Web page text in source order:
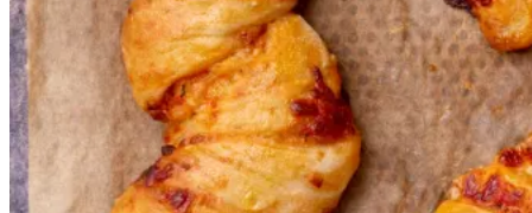
Tag børnene med i køkkenet og
bag disse nemme pizzasnurrer,
som er perfekte til madpakken,
eller når den lille sult melder sig.